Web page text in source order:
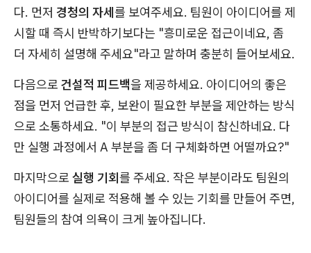
다. 먼저 경청의 자세를 보여주세요. 팀원이 아이디어를 제
시할 때 즉시 반박하기보다는 "흥미로운 접근이네요, 좀
더 자세히 설명해 주세요"라고 말하며 충분히 들어보세요.
다음으로 건설적 피드백을 제공하세요. 아이디어의 좋은
점을 먼저 언급한 후, 보완이 필요한 부분을 제안하는 방식
으로 소통하세요. "이 부분의 접근 방식이 참신하네요. 다
만 실행 과정에서 A 부분을 좀 더 구체화하면 어떨까요?"
마지막으로 실행 기회를 주세요. 작은 부분이라도 팀원의
아이디어를 실제로 적용해 볼 수 있는 기회를 만들어 주면,
팀원들의 참여 의욕이 크게 높아집니다.